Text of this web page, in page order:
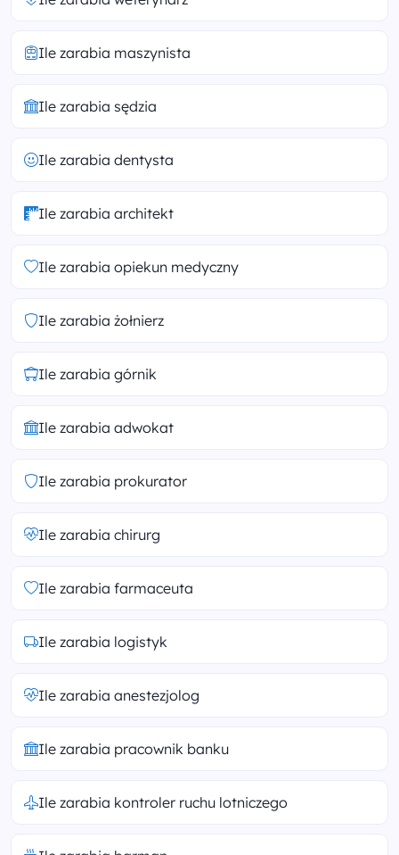
Ile zarabia maszynista
Ile zarabia sędzia
Ile zarabia dentysta
Ile zarabia architekt
Ile zarabia opiekun medyczny
Ile zarabia żołnierz
Ile zarabia górnik
Ile zarabia adwokat
Ile zarabia prokurator
Ile zarabia chirurg
Ile zarabia farmaceuta
Ile zarabia logistyk
Ile zarabia anestezjolog
Ile zarabia pracownik banku
Ile zarabia kontroler ruchu lotniczego